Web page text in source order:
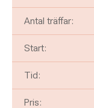
Antal träffar:
Start:
Tid:
Pris: